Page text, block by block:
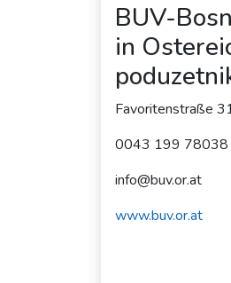
BUV-
in
Favoritenstraße
0043 199 78038
info@buv.or.at
www.buv.or.at